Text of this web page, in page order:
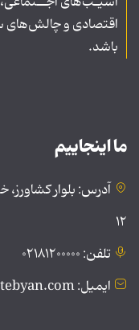
اقتصادی و چالش‌های
باشد.
ما اینجاییم
آدرس: بلوار
۱۲
تلفن: ۰۲۱۸۱۲۰۰۰۰۰
ایمیل: public@tebyan.com